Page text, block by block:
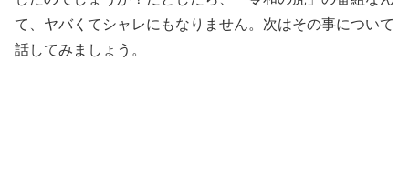
て、ヤバくてシャレにもなりません。次はその事について
話してみましょう。